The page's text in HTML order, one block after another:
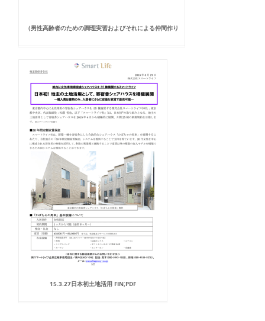
（男性高齢者のための調理実習およびそれによる仲間作り
15.3.27日本初土地活用 FIN;PDF